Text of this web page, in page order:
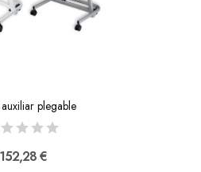
plegable
152,28 €